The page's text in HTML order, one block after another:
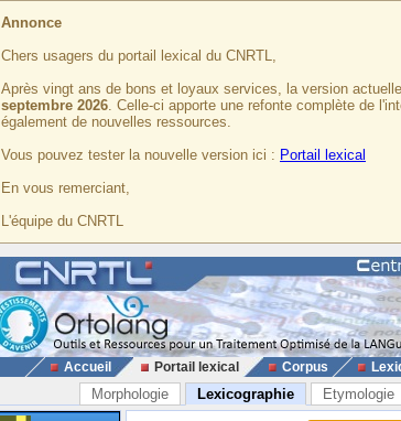
Annonce
Chers usagers du portail lexical du CNRTL,
Après vingt ans de bons et loyaux services, la version
septembre 2026. Celle-ci apporte une refonte complète de
également de nouvelles ressources.
Vous pouvez tester la nouvelle version ici : Portail lexical
En vous remerciant,
L'équipe du CNRTL
Accueil Portail lexical Corpus
Morphologie Lexicographie Etymologie